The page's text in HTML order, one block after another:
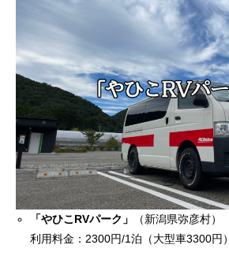
「やひこRVパーク」
（新潟県弥彦村）
利用料金：2300円/1泊（大型車3300円）